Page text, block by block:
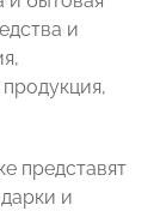
и
представят
и